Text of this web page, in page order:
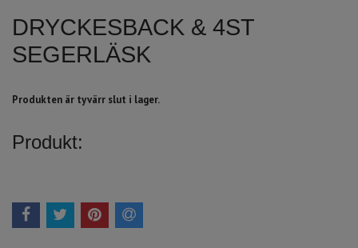
DRYCKESBACK & 4ST
SEGERLÄSK
Produkten är tyvärr slut i lager.
Produkt: